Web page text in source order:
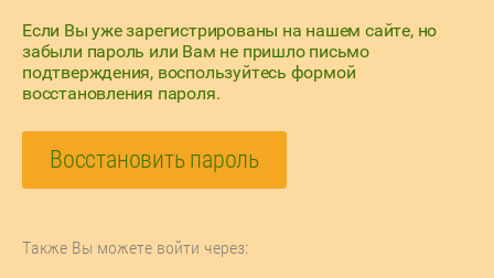
Если Вы уже зарегистрированы на нашем сайте, но
забыли пароль или Вам не пришло письмо
подтверждения, воспользуйтесь формой
восстановления пароля.
Восстановить пароль
Также Вы можете войти через: